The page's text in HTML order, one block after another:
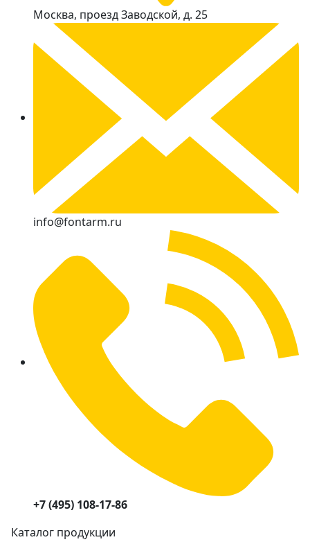
Москва, проезд Заводской, д. 25
info@fontarm.ru
+7 (495) 108-17-86
Каталог продукции